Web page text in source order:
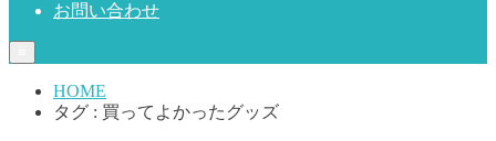
お問い合わせ
HOME
タグ : 買ってよかったグッズ